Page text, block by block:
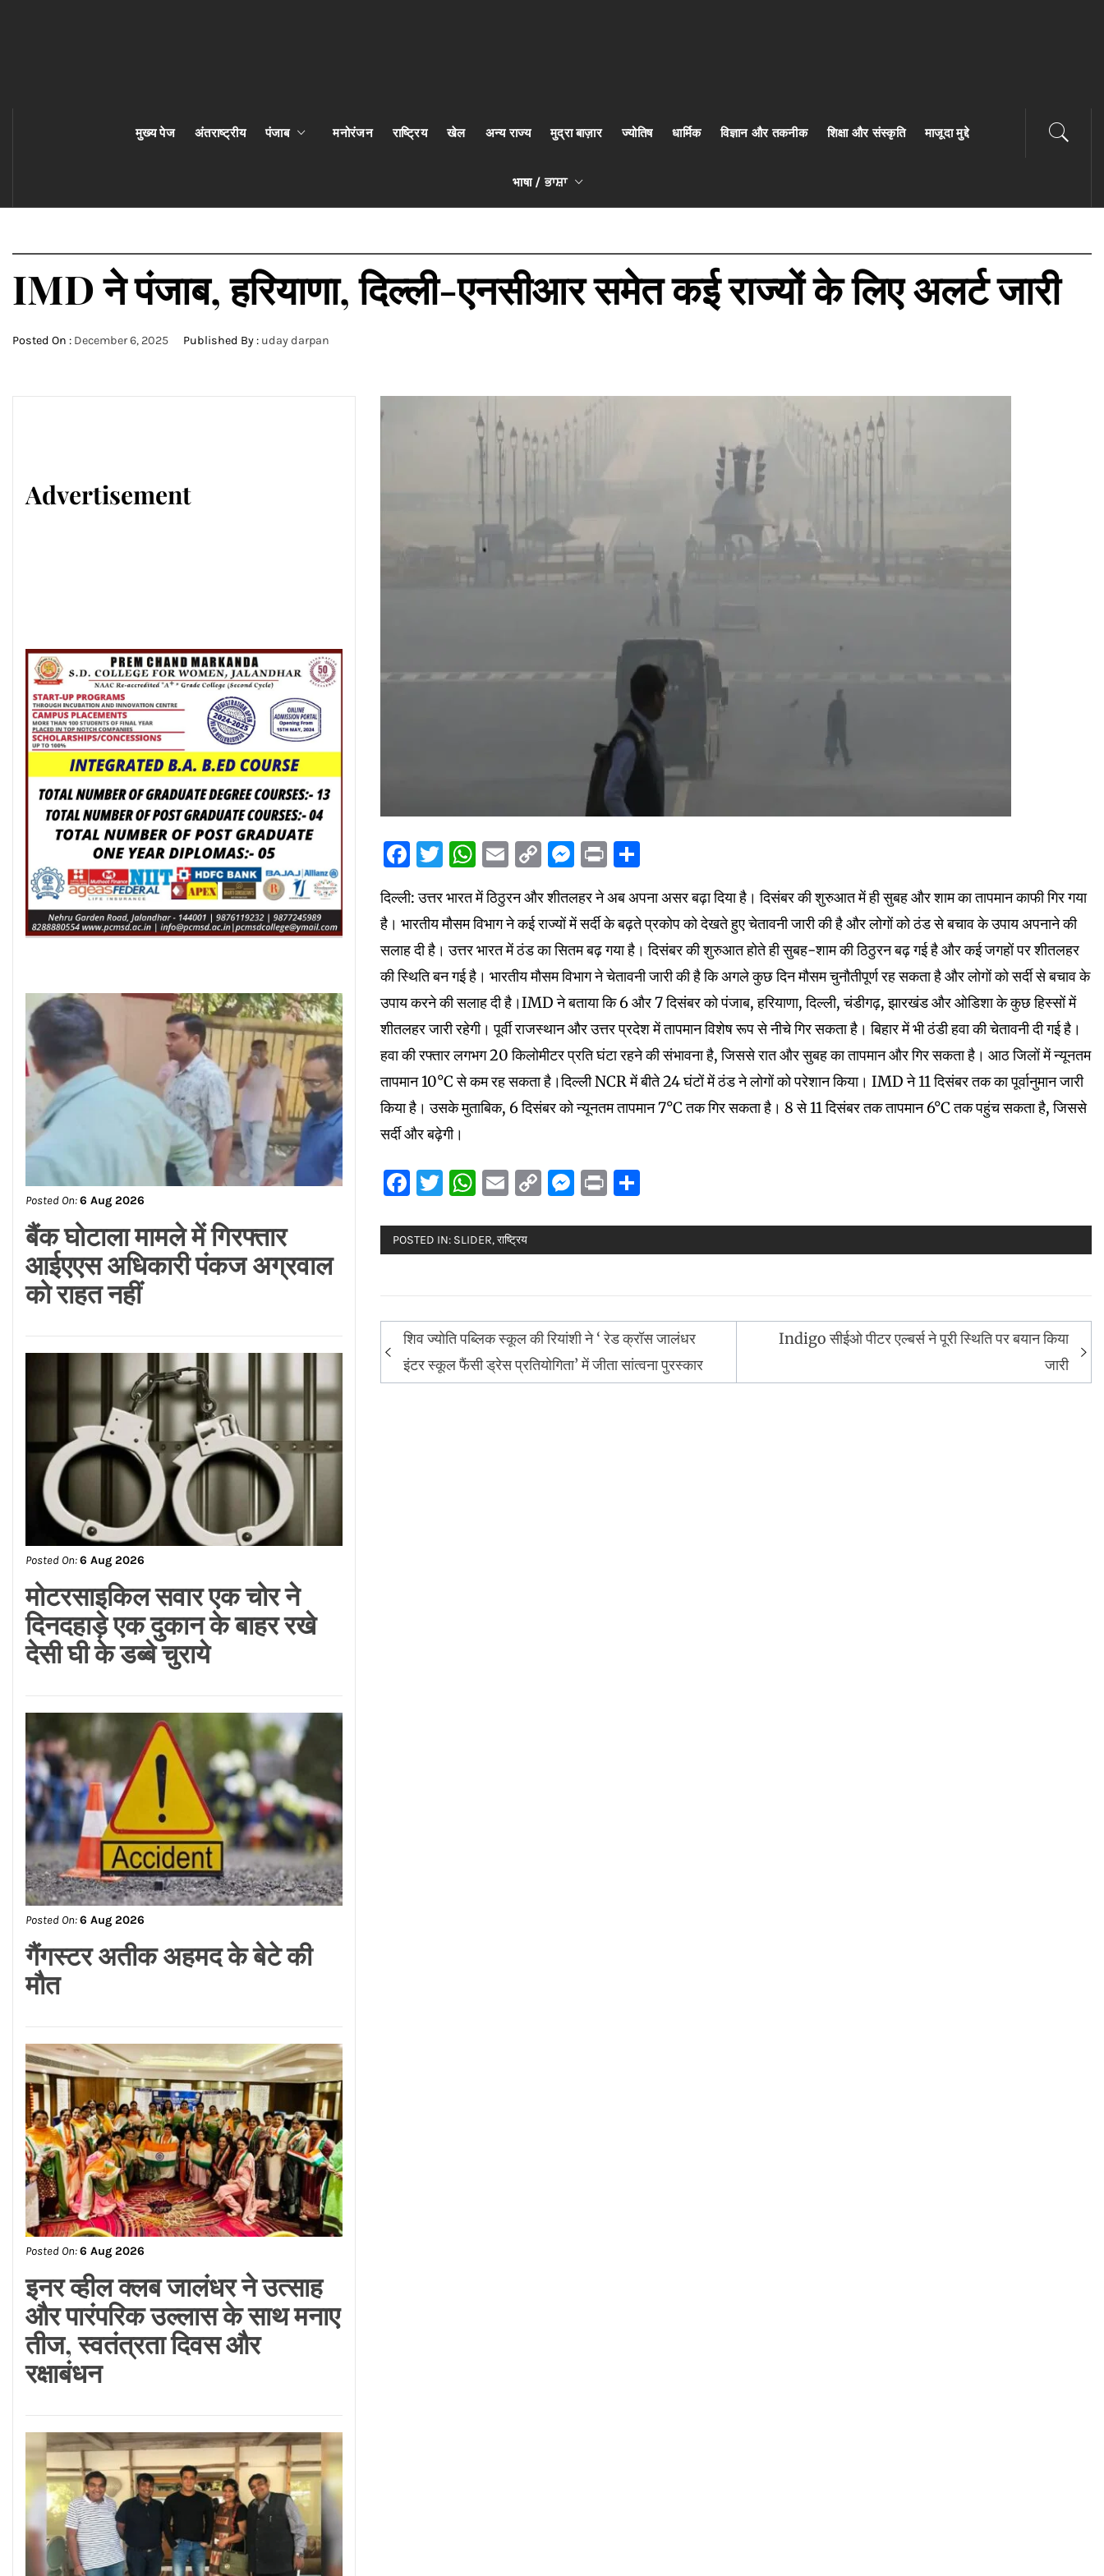
मुख्य पेज अंतराष्ट्रीय पंजाब मनोरंजन राष्ट्रिय खेल अन्य राज्य मुद्रा बाज़ार ज्योतिष धार्मिक विज्ञान और तकनीक शिक्षा और संस्कृति माजूदा मुद्दे
भाषा / ਭਾਸ਼ਾ
IMD ने पंजाब, हरियाणा, दिल्ली-एनसीआर समेत कई राज्यों के लिए अलर्ट जारी
Posted On : December 6, 2025 Published By : uday darpan
Facebook
Twitter
WhatsApp
Email
Copy
Link
Messenger
Print
दिल्ली: उत्तर भारत में ठिठुरन और शीतलहर ने अब अपना असर बढ़ा दिया है। दिसंबर की शुरुआत में ही सुबह और शाम का तापमान काफी गिर गया
है। भारतीय मौसम विभाग ने कई राज्यों में सर्दी के बढ़ते प्रकोप को देखते हुए चेतावनी जारी की है और लोगों को ठंड से बचाव के उपाय अपनाने की
सलाह दी है। उत्तर भारत में ठंड का सितम बढ़ गया है। दिसंबर की शुरुआत होते ही सुबह-शाम की ठिठुरन बढ़ गई है और कई जगहों पर शीतलहर
की स्थिति बन गई है। भारतीय मौसम विभाग ने चेतावनी जारी की है कि अगले कुछ दिन मौसम चुनौतीपूर्ण रह सकता है और लोगों को सर्दी से बचाव के
उपाय करने की सलाह दी है।IMD ने बताया कि 6 और 7 दिसंबर को पंजाब, हरियाणा, दिल्ली, चंडीगढ़, झारखंड और ओडिशा के कुछ हिस्सों में
शीतलहर जारी रहेगी। पूर्वी राजस्थान और उत्तर प्रदेश में तापमान विशेष रूप से नीचे गिर सकता है। बिहार में भी ठंडी हवा की चेतावनी दी गई है।
हवा की रफ्तार लगभग 20 किलोमीटर प्रति घंटा रहने की संभावना है, जिससे रात और सुबह का तापमान और गिर सकता है। आठ जिलों में न्यूनतम
तापमान 10°C से कम रह सकता है।दिल्ली NCR में बीते 24 घंटों में ठंड ने लोगों को परेशान किया। IMD ने 11 दिसंबर तक का पूर्वानुमान जारी
किया है। उसके मुताबिक, 6 दिसंबर को न्यूनतम तापमान 7°C तक गिर सकता है। 8 से 11 दिसंबर तक तापमान 6°C तक पहुंच सकता है, जिससे
सर्दी और बढ़ेगी।
Facebook
Twitter
WhatsApp
Email
CopyMessenger
Print
POSTED IN: SLIDER,राष्ट्रिय
Post
navigation
शिव ज्योति पब्लिक स्कूल की रियांशी ने ‘ रेड क्रॉस जालंधर
इंटर स्कूल फैंसी ड्रेस प्रतियोगिता’ में जीता सांत्वना पुरस्कार
Indigo सीईओ पीटर एल्बर्स ने पूरी स्थिति पर बयान किया
जारी
Advertisement
Posted On:6 Aug 2026
आईएएस अधिकारी पंकज अग्रवाल
को राहत नहीं
मोटरसाइकिल सवार एक चोर ने
दिनदहाड़े एक दुकान के बाहर रखे
देसी घी के डब्बे चुराये
Posted On:6 Aug 2026
मौत